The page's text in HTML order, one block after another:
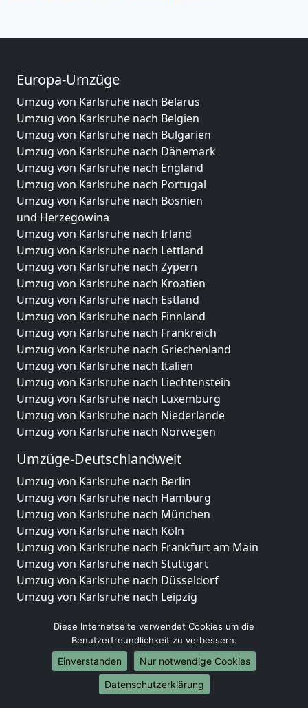
Europa-Umzüge
Umzug von Karlsruhe nach Belarus
Umzug von Karlsruhe nach Belgien
Umzug von Karlsruhe nach Bulgarien
Umzug von Karlsruhe nach Dänemark
Umzug von Karlsruhe nach England
Umzug von Karlsruhe nach Portugal
Umzug von Karlsruhe nach Bosnien
und Herzegowina
Umzug von Karlsruhe nach Irland
Umzug von Karlsruhe nach Lettland
Umzug von Karlsruhe nach Zypern
Umzug von Karlsruhe nach Kroatien
Umzug von Karlsruhe nach Estland
Umzug von Karlsruhe nach Finnland
Umzug von Karlsruhe nach Frankreich
Umzug von Karlsruhe nach Griechenland
Umzug von Karlsruhe nach Italien
Umzug von Karlsruhe nach Liechtenstein
Umzug von Karlsruhe nach Luxemburg
Umzug von Karlsruhe nach Niederlande
Umzug von Karlsruhe nach Norwegen
Umzüge-Deutschlandweit
Umzug von Karlsruhe nach Berlin
Umzug von Karlsruhe nach Hamburg
Umzug von Karlsruhe nach München
Umzug von Karlsruhe nach Köln
Umzug von Karlsruhe nach Frankfurt am Main
Umzug von Karlsruhe nach Stuttgart
Umzug von Karlsruhe nach Düsseldorf
Umzug von Karlsruhe nach Leipzig
Umzug von Karlsruhe nach Essen
Umzug von Karlsruhe nach Bremen
Umzug von Karlsruhe nach Dresden
Umzug von Karlsruhe nach Hannover
Umzug von Karlsruhe nach Nürnberg
Diese Internetseite verwendet Cookies um die
Benutzerfreundlichkeit zu verbessern.
Einverstanden
Nur notwendige Cookies
Datenschutzerklärung